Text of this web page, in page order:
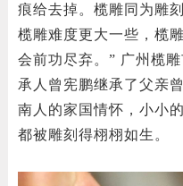
痕给去掉。榄雕同为雕
榄雕难度更大一些，榄
会前功尽弃。” 广州榄
承人曾宪鹏继承了父亲
南人的家国情怀，小小
都被雕刻得栩栩如生。